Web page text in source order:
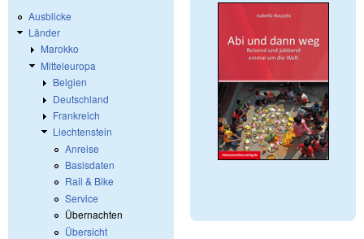
Ausblicke
Länder
Marokko
Mitteleuropa
Belgien
Deutschland
Frankreich
Liechtenstein
Anreise
Basisdaten
Rail & Bike
Service
Übernachten
Übersicht